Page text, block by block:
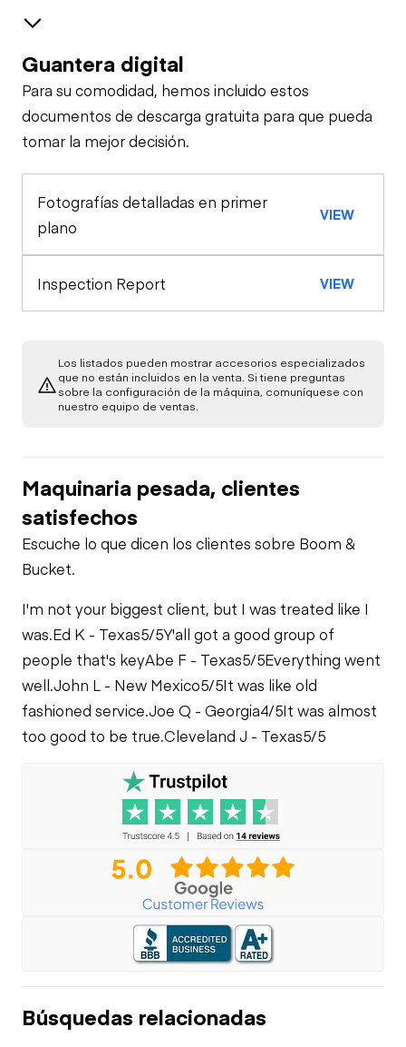
Brakes / Tires
Rear Axle
Rear Axle
Cab
Seat Belts
Horn
Brake Control
Air Conditioner
Limited Function
Check
Configuration
Tarp
Oil Sample Analysis (engine)
Oil Sample Analysis (transmission)
General Appearance
A/C Compressor
Air Compressor
Fuel System
Fuel Leaks
Cooling System
Underbody
Power Take Off
Limited Function
Check
Limited Function
Guantera digital
Para su comodidad, hemos incluido estos
documentos de descarga gratuita para que pueda
tomar la mejor decisión.
Fotografías detalladas en primer
plano
VIEW
Inspection Report VIEW
Los listados pueden mostrar accesorios especializados
que no están incluidos en la venta. Si tiene preguntas
sobre la configuración de la máquina, comuníquese con
nuestro equipo de ventas.
Maquinaria pesada, clientes
satisfechos
Escuche lo que dicen los clientes sobre Boom &
Bucket.
I'm not your biggest client, but I was treated like I
was.Ed K - Texas5/5Y'all got a good group of
people that's keyAbe F - Texas5/5Everything went
well.John L - New Mexico5/5It was like old
fashioned service.Joe Q - Georgia4/5It was almost
too good to be true.Cleveland J - Texas5/5
Búsquedas relacionadas